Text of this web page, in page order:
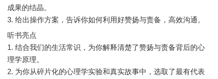
成果的结晶。
听书亮点
1. 结合我们的生活常识，为你解释清楚了赞扬与责备背后的心
理学原理。
2. 为你从碎片化的心理学实验和真实故事中，选取了最有代表